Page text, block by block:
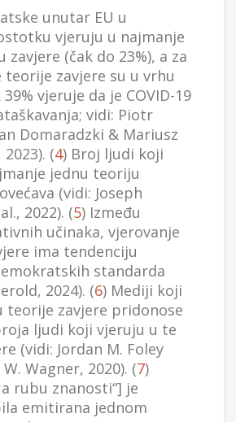
unutar EU u
vjeruju u najmanje
zavjere (čak do 23%), a za
teorije zavjere su u vrhu
vjeruje da je COVID-19
vidi: Piotr
Domaradzki & Mariusz
(4) Broj ljudi koji
jednu teoriju
(vidi: Joseph
2022). (5) Između
učinaka, vjerovanje
ima tendenciju
standarda
2024). (6) Mediji koji
teorije zavjere pridonose
ljudi koji vjeruju u te
(vidi: Jordan M. Foley
Wagner, 2020). (7)
rubu znanosti“] je
emitirana jednom